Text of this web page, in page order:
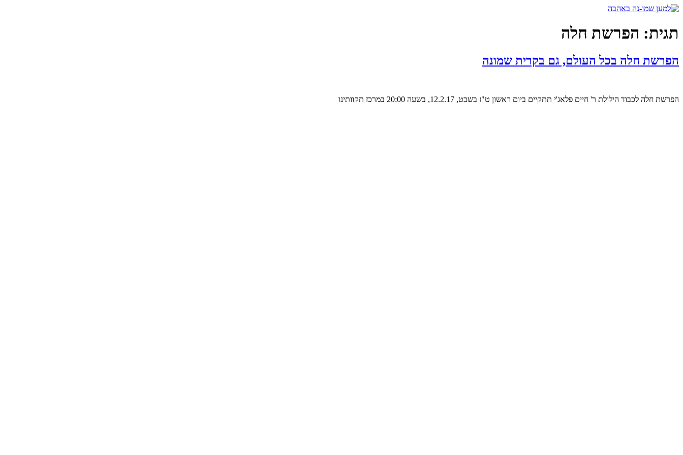
דלג
תגית: הפרשת חלה
הפרשת חלה בכל העולם, גם בקרית שמונה
הפרשת חלה לכבוד הילולת ר' חיים פלאג'י תתקיים ביום ראשון ט"ז בשבט, 12.2.17, בשעה 20:00 במרכז תקוותינו